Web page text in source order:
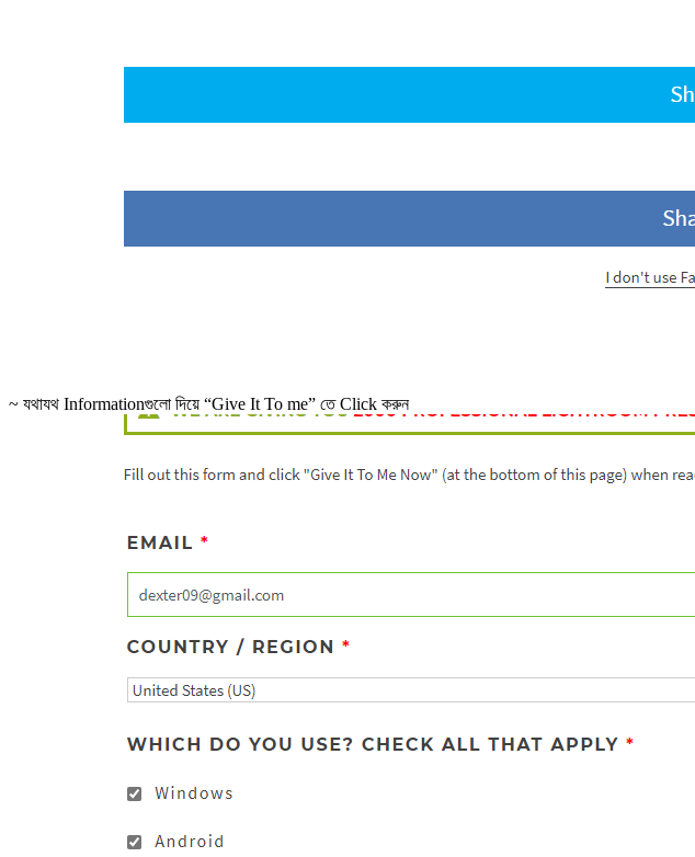
~ যথাযথ Informationগুলো দিয়ে “Give It To me” তে Click করুন